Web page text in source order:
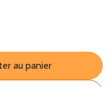
au panier